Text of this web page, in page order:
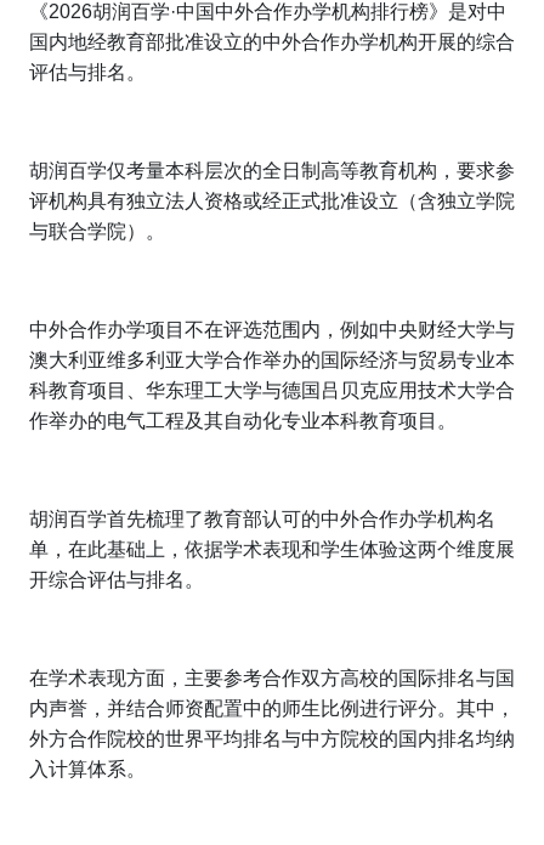
《2026胡润百学·中国中外合作办学机构排行榜》是对中
国内地经教育部批准设立的中外合作办学机构开展的综合
评估与排名。
胡润百学仅考量本科层次的全日制高等教育机构，要求参
评机构具有独立法人资格或经正式批准设立（含独立学院
与联合学院）。
中外合作办学项目不在评选范围内，例如中央财经大学与
澳大利亚维多利亚大学合作举办的国际经济与贸易专业本
科教育项目、华东理工大学与德国吕贝克应用技术大学合
作举办的电气工程及其自动化专业本科教育项目。
胡润百学首先梳理了教育部认可的中外合作办学机构名
单，在此基础上，依据学术表现和学生体验这两个维度展
开综合评估与排名。
在学术表现方面，主要参考合作双方高校的国际排名与国
内声誉，并结合师资配置中的师生比例进行评分。其中，
外方合作院校的世界平均排名与中方院校的国内排名均纳
入计算体系。